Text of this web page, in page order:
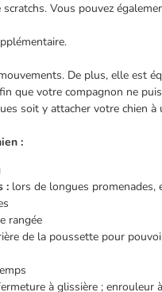
scratchs. Vous pouvez
De plus, elle est
que votre compagnon ne
soit y attacher votre chien à
:
: lors de longues promenades,
rangée
de la poussette pour
à glissière ; enrouleur